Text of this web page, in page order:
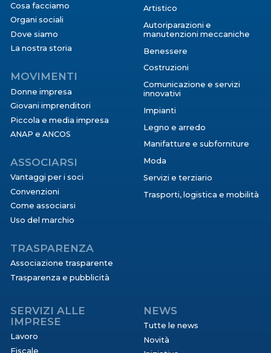
Cosa facciamo
Organi sociali
Dove siamo
La nostra storia
MOVIMENTI
Donne impresa
Giovani imprenditori
Piccola e media impresa
ANAP e ANCOS
ASSOCIARSI
Vantaggi per i soci
Convenzioni
Come associarsi
Uso del marchio
TRASPARENZA
Associazione trasparente
Trasparenza e pubblicità
Artistico
Autoriparazioni e
manutenzioni meccaniche
Benessere
Costruzioni
Comunicazione e servizi
innovativi
Impianti
Legno e arredo
Manifatture e subforniture
Moda
Servizi e terziario
Trasporti, logistica e mobilità
SERVIZI ALLE
IMPRESE
Lavoro
Fiscale
NEWS
Tutte le news
Novità